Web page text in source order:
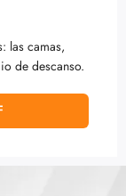
las camas,
de descanso.